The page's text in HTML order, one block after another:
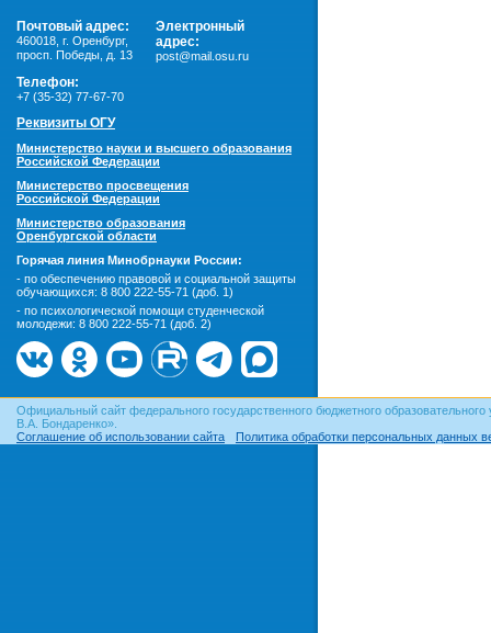
Почтовый адрес:
460018 г. Оренбург,
просп. Победы, д. 13
Электронный
адрес:
post@mail.osu.ru
Телефон:
+7 (35-32) 77-67-70
Реквизиты ОГУ
Министерство науки и высшего образования
Российской Федерации
Министерство просвещения
Российской Федерации
Министерство образования
Оренбургской области
Горячая линия Минобрнауки России:
- по обеспечению правовой и социальной защиты
обучающихся: 8 800 222-55-71 (доб. 1)
- по психологической помощи студенческой
молодежи: 8 800 222-55-71 (доб. 2)
Официальный сайт федерального государственного бюджетного
В.А. Бондаренко».
Соглашение об использовании сайта
Политика обработки персональных данных